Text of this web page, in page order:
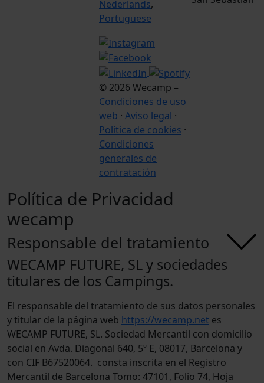
Nederlands,
Portuguese
© 2026 Wecamp –
Condiciones de uso
web · Aviso legal ·
Política de cookies ·
Condiciones
generales de
contratación
Política de Privacidad
wecamp
Responsable del tratamiento
WECAMP FUTURE, SL y sociedades
titulares de los Campings.
El responsable del tratamiento de sus datos personales
y titular de la página web https://wecamp.net es
WECAMP FUTURE, SL. Sociedad Mercantil con domicilio
social en Avda. Diagonal 640, 5º E, 08017, Barcelona y
con CIF B67520064. consta inscrita en el Registro
Mercantil de Barcelona Tomo: 47101, Folio 74, Hoja